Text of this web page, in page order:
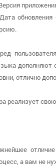
обновления
дополняют
отлично
реализует
отличие
а вам не